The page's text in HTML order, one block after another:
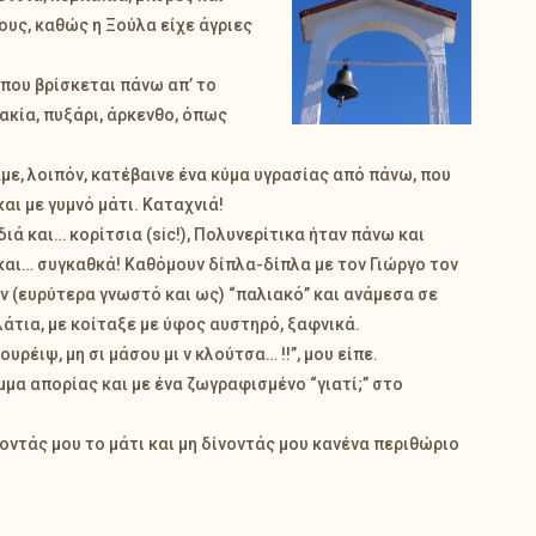
καθώς η Ξούλα είχε άγριες
βρίσκεται πάνω απ’ το
πυξάρι, άρκενθο, όπως
λοιπόν, κατέβαινε ένα κύμα υγρασίας από πάνω, που
με γυμνό μάτι. Καταχνιά!
και… κορίτσια (sic!), Πολυνερίτικα ήταν πάνω και
συγκαθκά! Καθόμουν δίπλα-δίπλα με τον Γιώργο τον
(ευρύτερα γνωστό και ως) “παλιακό” και ανάμεσα σε
με κοίταξε με ύφος αυστηρό, ξαφνικά.
μη σι μάσου μι ν κλούτσα… !!”, μου είπε.
απορίας και με ένα ζωγραφισμένο “γιατί;” στο
μου το μάτι και μη δίνοντάς μου κανένα περιθώριο